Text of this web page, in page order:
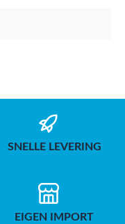
SNELLE LEVERING
EIGEN IMPORT